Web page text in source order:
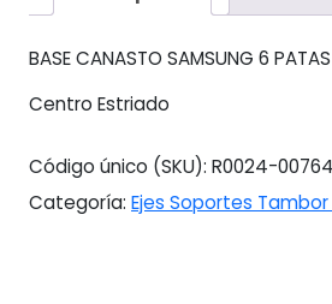
Patas
BASE CANASTO SAMSUNG 6
Centro Estriado
Código único (SKU): R0024-
Categoría: Ejes Soportes